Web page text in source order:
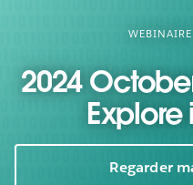
2024
Explore
Regarder